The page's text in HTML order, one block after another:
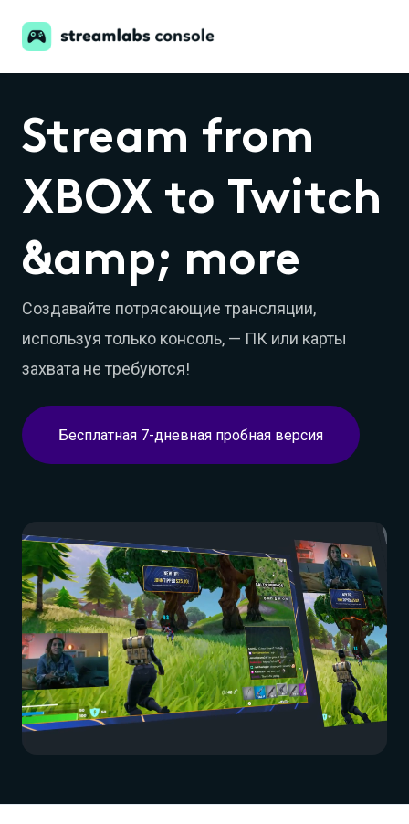
Stream from
XBOX to Twitch
&amp; more
Создавайте потрясающие трансляции,
используя только консоль, — ПК или карты
захвата не требуются!
Бесплатная 7-дневная пробная версия